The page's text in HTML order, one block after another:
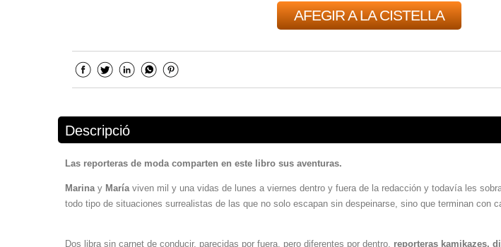
AFEGIR A LA CISTELLA
Descripció
Las reporteras de moda comparten en este libro sus aventuras.
Marinay Maríaviven mil y una vidas de lunes a viernes dentro y fuera de la redacción y todavía les
todo tipo de situaciones surrealistas de las que no solo escapan sin despeinarse, sino que terminan con
Dos libra sin carnet de conducir, parecidas por fuera, pero diferentes por dentro, reporteras kamikazes,